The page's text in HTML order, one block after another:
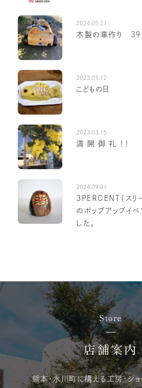
2024.05.21
木製の車作り
2023.05.12
こどもの日
2023.03.15
満 開 御 礼 ！！
2024.09.01
3PERCENT（スリ
のポップアップイ
した。
Store
店舗案内
熊本・氷川町に構える工房・ショ